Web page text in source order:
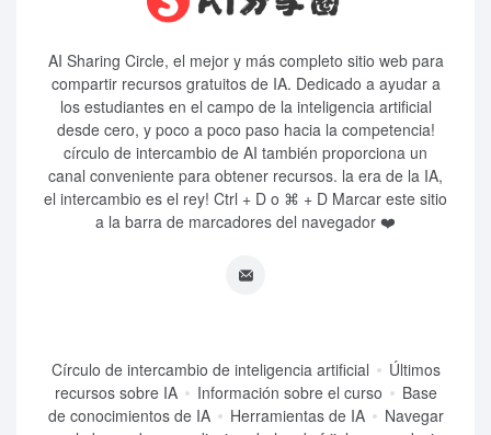
AI Sharing Circle, el mejor y más completo sitio web para
compartir recursos gratuitos de IA. Dedicado a ayudar a
los estudiantes en el campo de la inteligencia artificial
desde cero, y poco a poco paso hacia la competencia!
círculo de intercambio de AI también proporciona un
canal conveniente para obtener recursos. la era de la IA,
el intercambio es el rey! Ctrl + D o ⌘ + D Marcar este sitio
a la barra de marcadores del navegador ❤️
Círculo de intercambio de inteligencia artificial
Últimos
recursos sobre IA
Información sobre el curso
Base
de conocimientos de IA
Herramientas de IA
Navegar